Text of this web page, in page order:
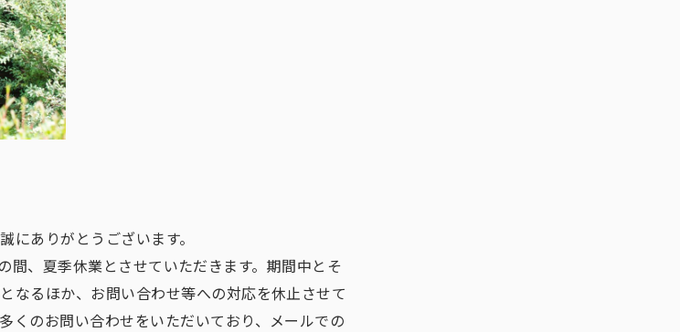
にありがとうございます。
、夏季休業とさせていただきます。期間中とそ
なるほか、お問い合わせ等への対応を休止させて
くのお問い合わせをいただいており、メールでの